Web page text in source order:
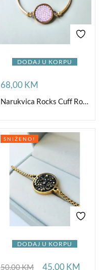
DODAJ U KORPU
68,00KM
Narukvica Rocks Cuff Rose Water Opal
DODAJ U KORPU
SNIŽENO!
50,00KM 45,00KM